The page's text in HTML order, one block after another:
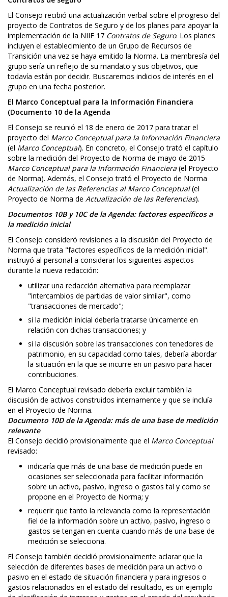
El Consejo recibió una actualización verbal sobre el progreso del
proyecto de Contratos de Seguro y de los planes para apoyar la
implementación de la NIIF 17 Contratos de Seguro. Los planes
incluyen el establecimiento de un Grupo de Recursos de
Transición una vez se haya emitido la Norma. La membresía del
grupo sería un reflejo de su mandato y sus objetivos, que
todavía están por decidir. Buscaremos indicios de interés en el
grupo en una fecha posterior.
El Marco Conceptual para la Información Financiera
(Documento 10 de la Agenda
El Consejo se reunió el 18 de enero de 2017 para tratar el
proyecto del Marco Conceptual para la Información Financiera
(el Marco Conceptual). En concreto, el Consejo trató el capítulo
sobre la medición del Proyecto de Norma de mayo de 2015
Marco Conceptual para la Información Financiera (el Proyecto
de Norma). Además, el Consejo trató el Proyecto de Norma
Actualización de las Referencias al Marco Conceptual(el
Proyecto de Norma de Actualización de las Referencias).
Documentos 10B y 10C de la Agenda: factores específicos a
la medición inicial
El Consejo consideró revisiones a la discusión del Proyecto de
Norma que trata "factores específicos de la medición inicial".
instruyó al personal a considerar los siguientes aspectos
durante la nueva redacción:
utilizar una redacción alternativa para reemplazar
"intercambios de partidas de valor similar", como
"transacciones de mercado";
si la medición inicial debería tratarse únicamente en
relación con dichas transacciones; y
si la discusión sobre las transacciones con tenedores de
patrimonio, en su capacidad como tales, debería abordar
la situación en la que se incurre en un pasivo para hacer
contribuciones.
El Marco Conceptual revisado debería excluir también la
discusión de activos construidos internamente y que se incluía
en el Proyecto de Norma.
Documento 10D de la Agenda: más de una base de medición
relevante
El Consejo decidió provisionalmente que el Marco Conceptual
revisado:
indicaría que más de una base de medición puede en
ocasiones ser seleccionada para facilitar información
sobre un activo, pasivo, ingreso o gastos tal y como se
propone en el Proyecto de Norma; y
requerir que tanto la relevancia como la representación
fiel de la información sobre un activo, pasivo, ingreso o
gastos se tengan en cuenta cuando más de una base de
medición se selecciona.
El Consejo también decidió provisionalmente aclarar que la
selección de diferentes bases de medición para un activo o
pasivo en el estado de situación financiera y para ingresos o
gastos relacionados en el estado del resultado, es un ejemplo